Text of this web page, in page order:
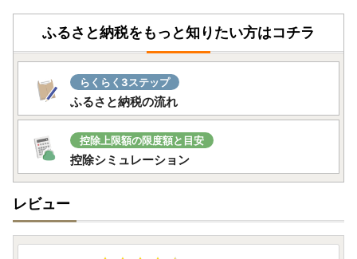
ふるさと納税をもっと知りたい方はコチラ
らくらく3ステップ
ふるさと納税の流れ
控除上限額の限度額と目安
控除シミュレーション
レビュー